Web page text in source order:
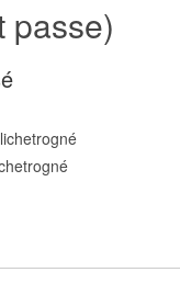
passe)
é
é